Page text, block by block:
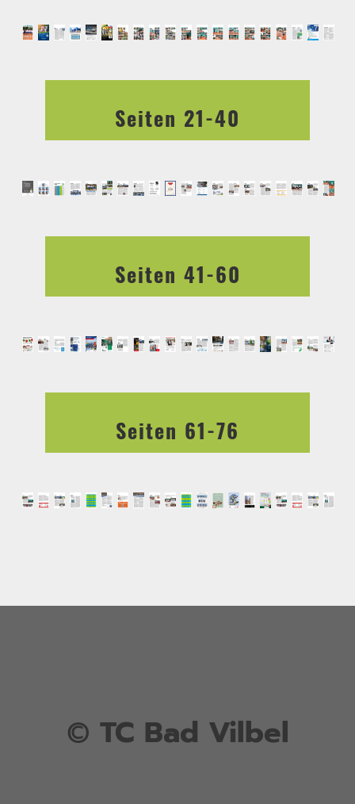
Seiten 21-40
Seiten 41-60
Seiten 61-76
© TC Bad Vilbel